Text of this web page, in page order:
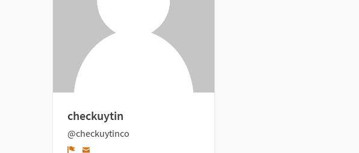
checkuytin
@checkuytinco